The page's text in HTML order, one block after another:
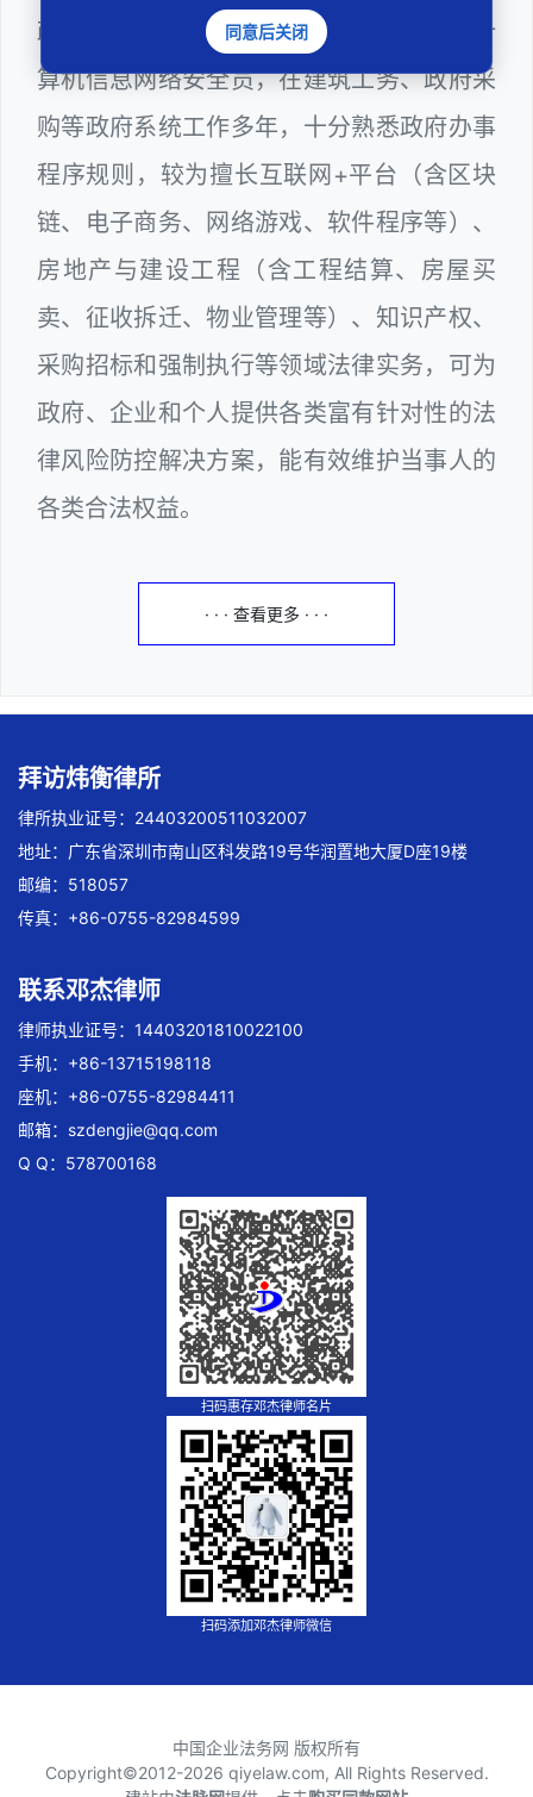
政府部门公职律师、建设工程定标专家、计
算机信息网络安全员，在建筑工务、政府采
购等政府系统工作多年，十分熟悉政府办事
程序规则，较为擅长互联网+平台（含区块
链、电子商务、网络游戏、软件程序等）、
房地产与建设工程（含工程结算、房屋买
卖、征收拆迁、物业管理等）、知识产权、
采购招标和强制执行等领域法律实务，可为
政府、企业和个人提供各类富有针对性的法
律风险防控解决方案，能有效维护当事人的
各类合法权益。
· · · 查看更多 · · ·
拜访炜衡律所
律所执业证号：24403200511032007
地址：广东省深圳市南山区科发路19号华润置地大厦D座19楼
邮编：518057
传真：+86-0755-82984599
联系邓杰律师
律师执业证号：14403201810022100
手机：+86-13715198118
座机：+86-0755-82984411
邮箱： szdengjie@qq.com
Q Q：578700168
扫码惠存邓杰律师名片
扫码添加邓杰律师微信
中国企业法务网 版权所有
Copyright©2012-2026 qiyelaw.com, All Rights Reserved.
同意后关闭